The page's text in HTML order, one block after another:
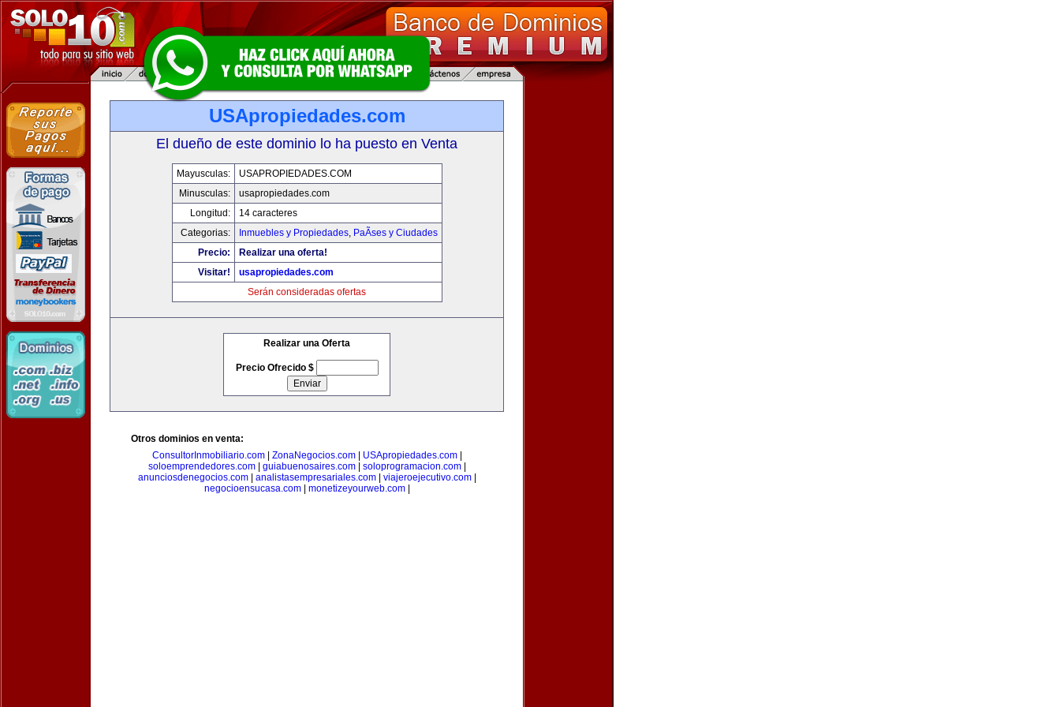
USApropiedades.com
El dueño de este dominio lo ha puesto en Venta
Mayusculas:
USAPROPIEDADES.COM
Minusculas:
usapropiedades.com
Longitud:
14 caracteres
Categorias:
Inmuebles y Propiedades, PaÃ­ses y Ciudades
Precio:
Realizar una oferta!
Visitar!
usapropiedades.com
Serán consideradas ofertas
Realizar una Oferta
Precio Ofrecido $
Otros dominios en venta:
ConsultorInmobiliario.com| ZonaNegocios.com| USApropiedades.com|
soloemprendedores.com| guiabuenosaires.com| soloprogramacion.com|
anunciosdenegocios.com| analistasempresariales.com| viajeroejecutivo.com|
negocioensucasa.com| monetizeyourweb.com|